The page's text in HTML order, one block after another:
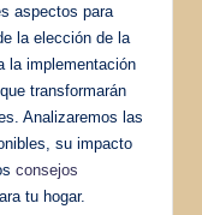
aspectos para
la elección de la
la implementación
que transformarán
Analizaremos las
su impacto
consejos
tu hogar.